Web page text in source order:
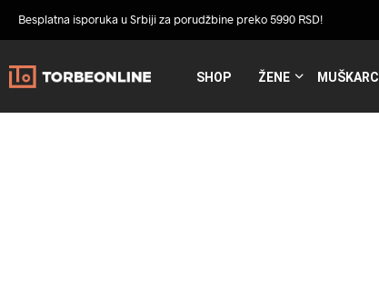
Besplatna isporuka u Srbiji za porudžbine preko 5990 RSD!
SHOP ŽENE MUŠKARCI